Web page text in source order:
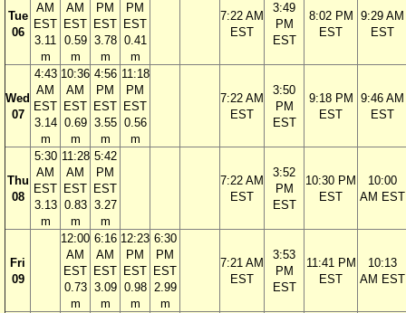
Tue
06
AM
EST
3.11
m
AM
EST
0.59
m
PM
EST
3.78
m
PM
EST
0.41
m
7:22 AM
EST
3:49
PM
EST
8:02 PM
EST
9:29 AM
EST
Wed
07
4:43
AM
EST
3.14
m
10:36
AM
EST
0.69
m
4:56
PM
EST
3.55
m
11:18
PM
EST
0.56
m
7:22 AM
EST
3:50
PM
EST
9:18 PM
EST
9:46 AM
EST
Thu
08
5:30
AM
EST
3.13
m
11:28
AM
EST
0.83
m
5:42
PM
EST
3.27
m
7:22 AM
EST
3:52
PM
EST
10:30 PM
EST
10:00
AM EST
Fri
09
12:00
AM
EST
0.73
m
6:16
AM
EST
3.09
m
12:23
PM
EST
0.98
m
6:30
PM
EST
2.99
m
7:21 AM
EST
3:53
PM
EST
11:41 PM
EST
10:13
AM EST